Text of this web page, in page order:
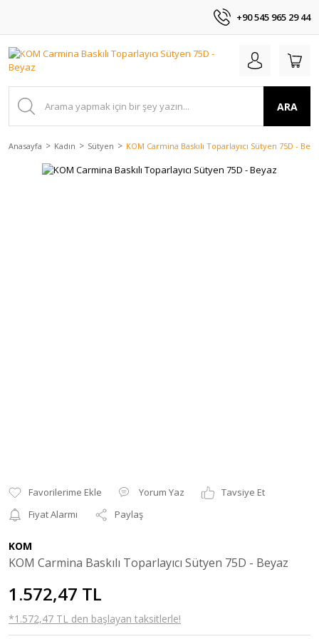
+90 545 965 29 44
ARA
Anasayfa Kadın Sütyen KOM Carmina Baskılı Toparlayıcı Sütyen 75D -
Yorum Yaz
Tavsiye Et
Fiyat Alarmı
Paylaş
KOM
KOM Carmina Baskılı Toparlayıcı Sütyen 75D - Beyaz
1.572,47 TL
*1.572,47 TL den başlayan taksitlerle!